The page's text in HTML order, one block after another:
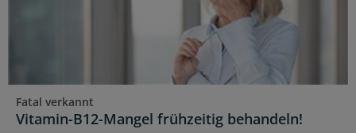
Fatal verkannt
Vitamin-B12-Mangel frühzeitig behandeln!